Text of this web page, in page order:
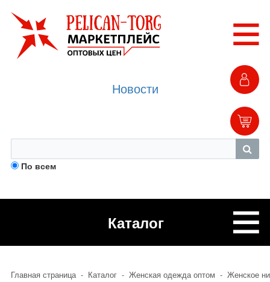
По всем
Новости
Каталог
Главная страница - Каталог - Женская одежда оптом - Женское